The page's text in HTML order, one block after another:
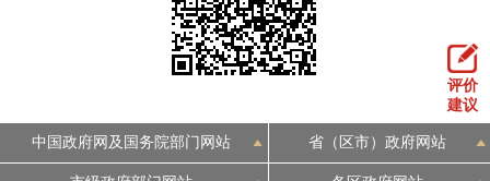
评价
建议
中国政府网及国务院部门网站 省（区市）政府网站